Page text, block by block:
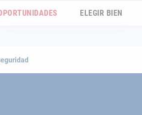
ELEGIR BIEN